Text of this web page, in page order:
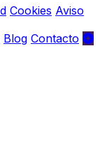
Cookies Aviso
Blog Contacto